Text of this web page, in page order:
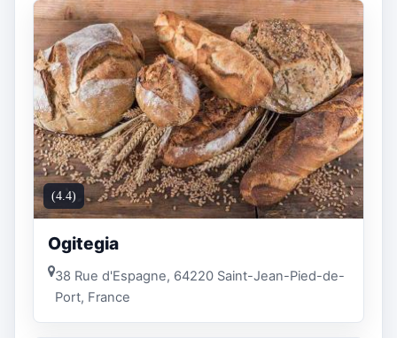
(4.4)
Ogitegia
38 Rue d'Espagne, 64220 Saint-Jean-Pied-de-
Port, France